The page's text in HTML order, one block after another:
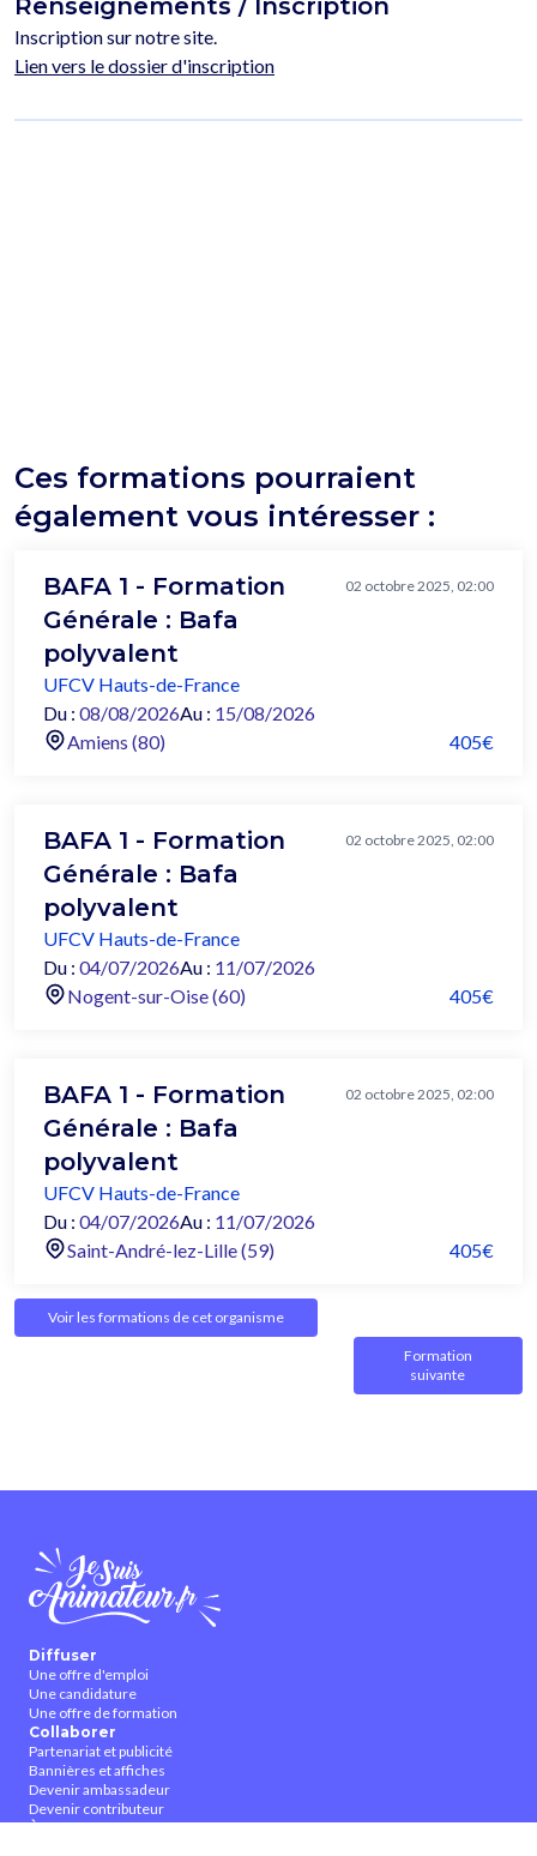
Inscription sur notre site.
Lien vers le dossier d'inscription
Ces formations pourraient
également vous intéresser :
BAFA 1 - Formation
Générale : Bafa
polyvalent
02 octobre 2025, 02:00
UFCV Hauts-de-France
Du : 08/08/2026Au : 15/08/2026
Amiens (80)
405€
BAFA 1 - Formation
Générale : Bafa
polyvalent
02 octobre 2025, 02:00
UFCV Hauts-de-France
Du : 04/07/2026Au : 11/07/2026
Nogent-sur-Oise (60)
405€
BAFA 1 - Formation
Générale : Bafa
polyvalent
02 octobre 2025, 02:00
UFCV Hauts-de-France
Du : 04/07/2026Au : 11/07/2026
Saint-André-lez-Lille (59)
405€
Voir les formations de cet organisme
Formation
suivante
Diffuser
Une offre d'emploi
Une candidature
Une offre de formation
Collaborer
Partenariat et publicité
Bannières et affiches
Devenir ambassadeur
Devenir contributeur
À propos